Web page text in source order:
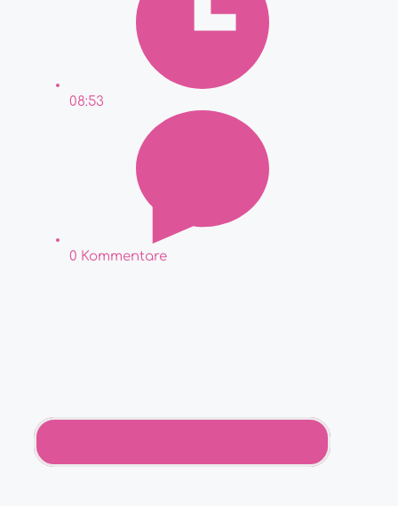
08:53
0 Kommentare